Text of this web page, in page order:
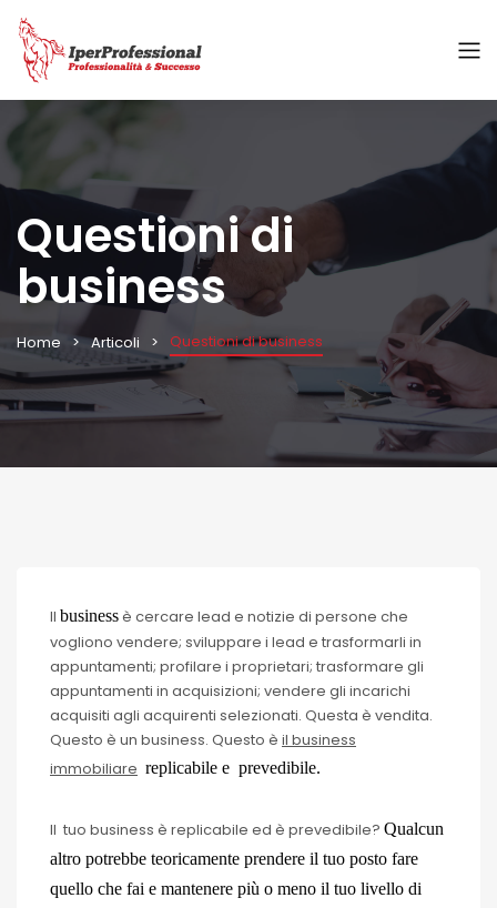
Questioni di
business
Home Articoli Questioni di business
Il businessè cercare lead e notizie di persone che
vogliono vendere; sviluppare i lead e trasformarli in
appuntamenti; profilare i proprietari; trasformare gli
appuntamenti in acquisizioni; vendere gli incarichi
acquisiti agli acquirenti selezionati. Questa è vendita.
Questo è un business. Questo è il business
immobiliare replicabile e prevedibile.
Il tuo business è replicabile ed è prevedibile? Qualcun
altro potrebbe teoricamente prendere il tuo posto fare
quello che fai e mantenere più o meno il tuo livello di